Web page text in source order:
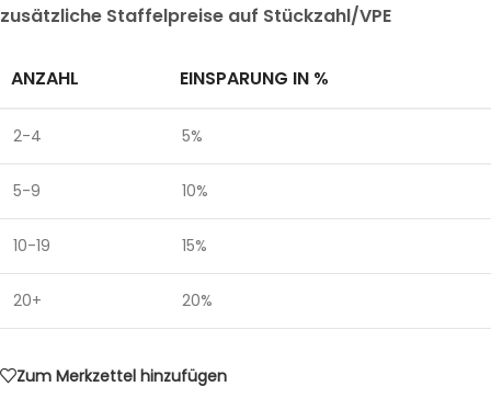
zusätzliche Staffelpreise auf Stückzahl/VPE
ANZAHL EINSPARUNG IN %
2-4 5%
5-9 10%
10-19 15%
20+ 20%
Zum Merkzettel hinzufügen